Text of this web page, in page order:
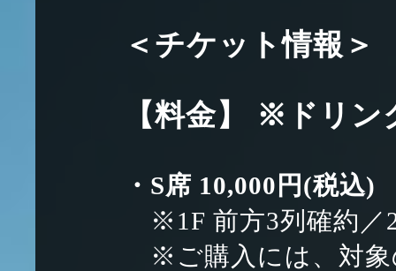
＜チケット情報＞
【料金】 ※ドリン
・S席 10,000円(税込)
※1F 前方3列確約／
※ご購入には、対象